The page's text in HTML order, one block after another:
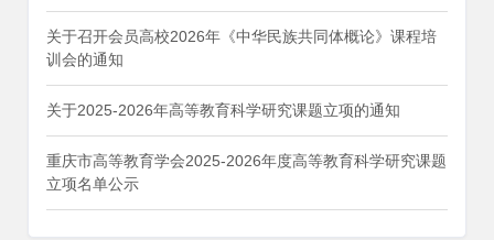
关于召开会员高校2026年《中华民族共同体概论》课程培
训会的通知
关于2025-2026年高等教育科学研究课题立项的通知
重庆市高等教育学会2025-2026年度高等教育科学研究课题
立项名单公示